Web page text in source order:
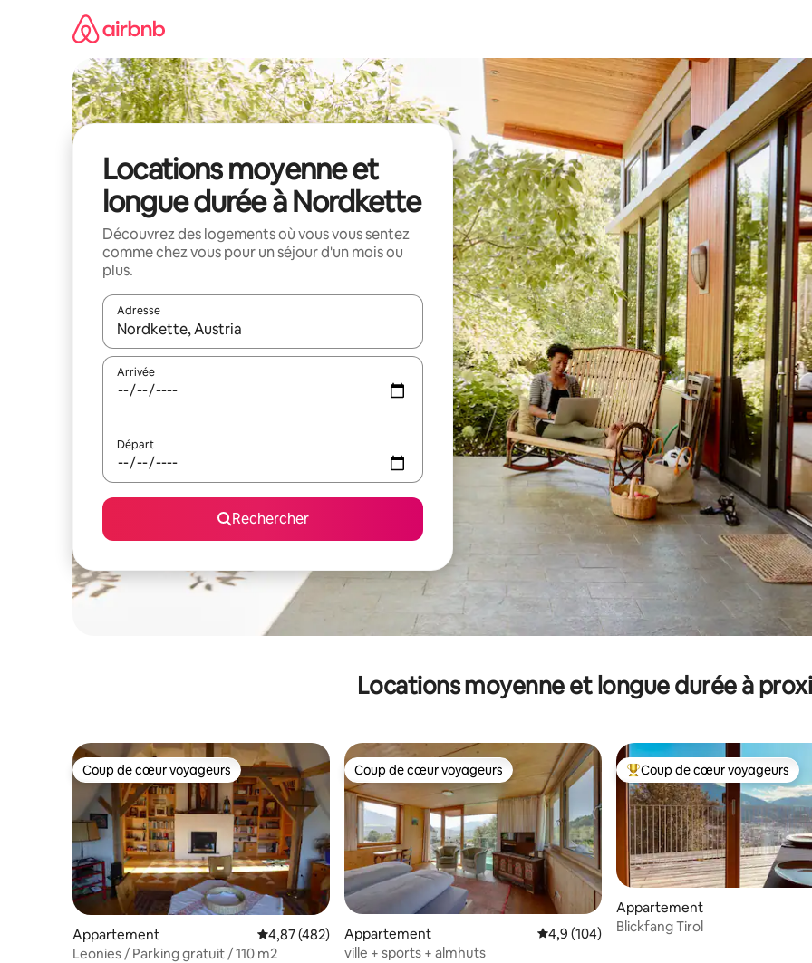
Locations moyenne et
longue durée à Nordkette
Découvrez des logements où vous vous sentez
comme chez vous pour un séjour d'un mois ou
plus.
Adresse
Lorsque les résultats s'affichent, utilisez les flèches vers le haut et vers le bas pour les parcourir ou en appuyant et en
Arrivée
Départ
Rechercher
Locations moyenne et longue durée à
Coup de cœur voyageurs
Coup de cœur voyageurs
Appartement Évaluation moyenne sur la base de 482 commentaires : 4,87 sur 5
4,87 (482)
Leonies / Parking gratuit / 110 m2
Coup de cœur voyageurs
Coup de cœur voyageurs
Appartement Évaluation moyenne sur la base de 104
4,9 (104)
ville + sports + almhuts
Coups de cœur voyageurs les
Coup de cœur voyageurs
Appartement
Blickfang Tirol